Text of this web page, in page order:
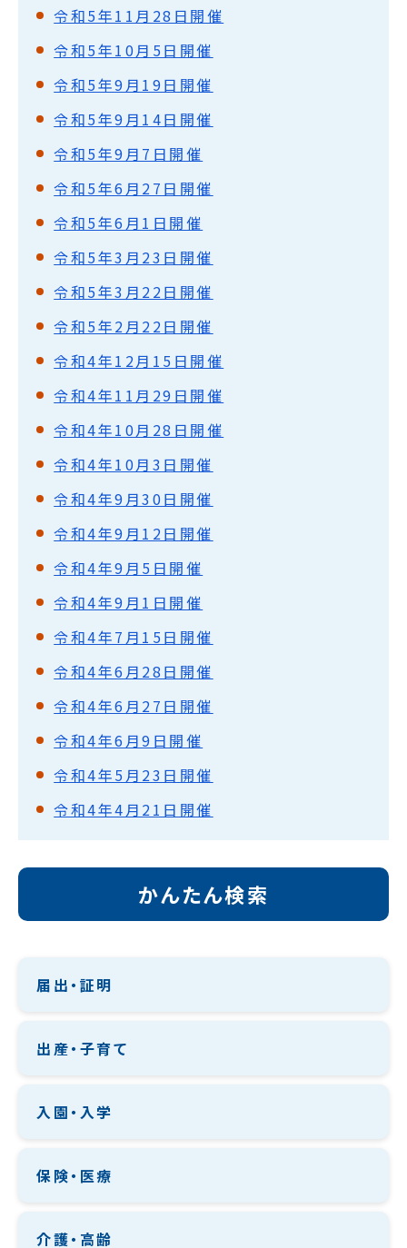
令和5年11月28日開催
令和5年10月5日開催
令和5年9月19日開催
令和5年9月14日開催
令和5年9月7日開催
令和5年6月27日開催
令和5年6月1日開催
令和5年3月23日開催
令和5年3月22日開催
令和5年2月22日開催
令和4年12月15日開催
令和4年11月29日開催
令和4年10月28日開催
令和4年10月3日開催
令和4年9月30日開催
令和4年9月12日開催
令和4年9月5日開催
令和4年9月1日開催
令和4年7月15日開催
令和4年6月28日開催
令和4年6月27日開催
令和4年6月9日開催
令和4年5月23日開催
令和4年4月21日開催
かんたん検索
届出・証明
出産・子育て
入園・入学
保険・医療
介護・高齢